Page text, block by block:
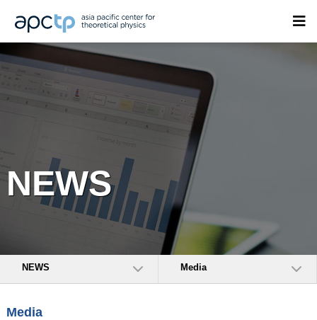
NEWS
NEWS Media
Media